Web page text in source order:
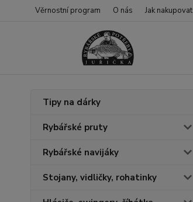
Věrnostní program O nás Jak nakupovat
Tipy na dárky
Rybářské pruty
Rybářské navijáky
Stojany, vidličky, rohatinky